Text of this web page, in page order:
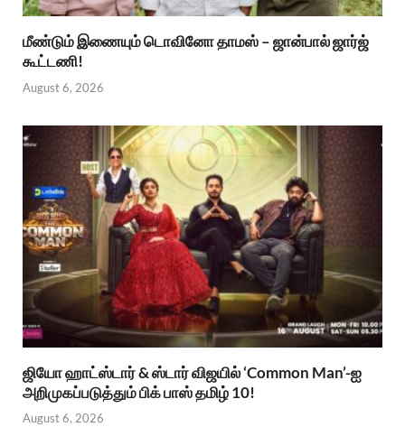
மீண்டும் இணையும் டொவினோ தாமஸ் – ஜான்பால் ஜார்ஜ்
கூட்டணி!
August 6, 2026
ஜியோ ஹாட்ஸ்டார் & ஸ்டார் விஜயில் ‘Common Man’-ஐ
அறிமுகப்படுத்தும் பிக் பாஸ் தமிழ் 10!
August 6, 2026